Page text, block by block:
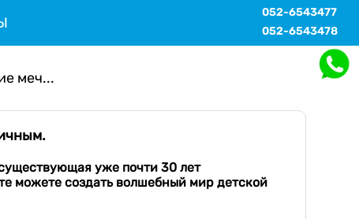
052-6543477
052-6543478
меч...
уже почти 30 лет
можете создать волшебный мир детской